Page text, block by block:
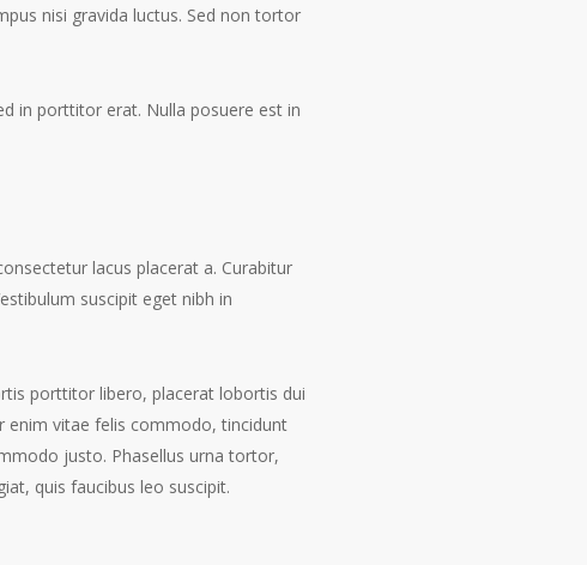
nisi gravida luctus. Sed non tortor
in porttitor erat. Nulla posuere est in
lacus placerat a. Curabitur
suscipit eget nibh in
porttitor libero, placerat lobortis dui
enim vitae felis commodo, tincidunt
justo. Phasellus urna tortor,
quis faucibus leo suscipit.